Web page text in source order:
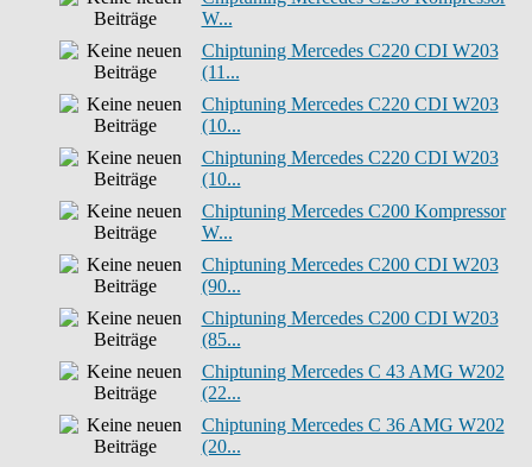
W...
Chiptuning Mercedes C220 CDI W203
(11...
Chiptuning Mercedes C220 CDI W203
(10...
Chiptuning Mercedes C220 CDI W203
(10...
Chiptuning Mercedes C200 Kompressor
W...
Chiptuning Mercedes C200 CDI W203
(90...
Chiptuning Mercedes C200 CDI W203
(85...
Chiptuning Mercedes C 43 AMG W202
(22...
Chiptuning Mercedes C 36 AMG W202
(20...